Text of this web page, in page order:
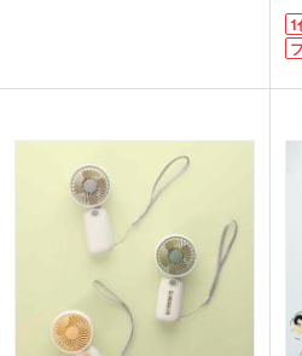
に合った色が選べます。
ン
に
ム
1